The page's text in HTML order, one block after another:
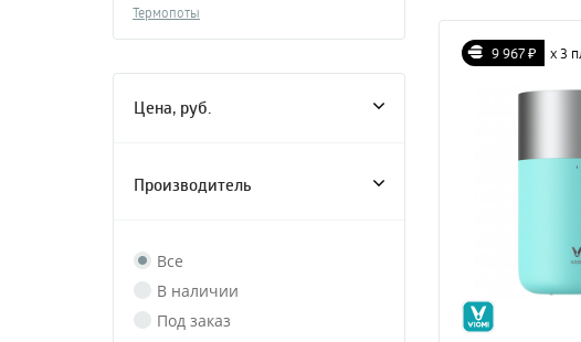
Термопоты
Цена, руб.
Производитель
Все
В наличии
Под заказ
9 967 ₽ х 3